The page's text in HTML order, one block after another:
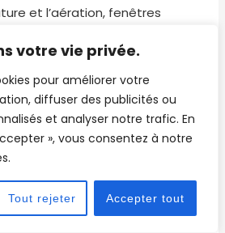
votre vie privée.
pour améliorer votre
diffuser des publicités ou
et analyser notre trafic. En
», vous consentez à notre
Tout rejeter Accepter tout
et l’aération, fenêtres
pour un
?
de 1 bouchon par litre d’eau
2 à 3 bouchons sur